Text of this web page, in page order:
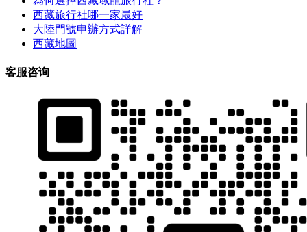
西藏旅行社哪一家最好
大陸門號申辦方式詳解
西藏地圖
客服咨询